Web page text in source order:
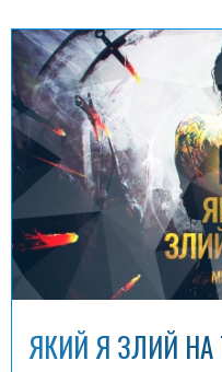
ЯКИЙ Я ЗЛИЙ НА